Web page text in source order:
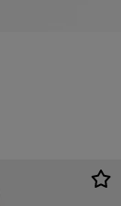
24,99 EUR